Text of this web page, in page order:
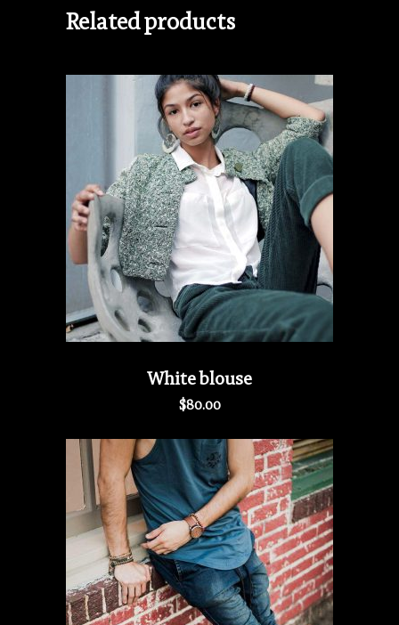
Related products
White blouse
$80.00